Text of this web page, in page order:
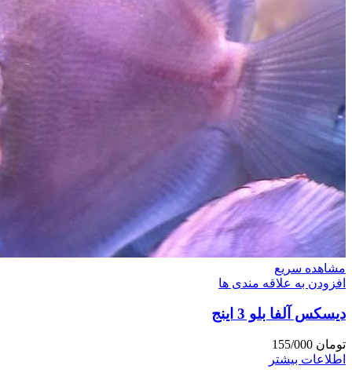
مشاهده سریع
افزودن به علاقه مندی ها
دیسکس آلفا بلو 3 اینج
تومان
اطلاعات بیشتر